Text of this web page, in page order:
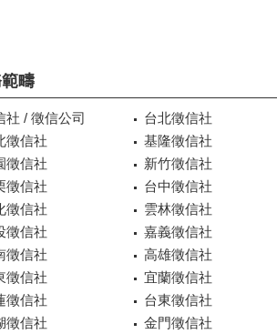
疇
社 / 徵信公司
台北徵信社
徵信社
基隆徵信社
徵信社
新竹徵信社
徵信社
台中徵信社
徵信社
雲林徵信社
徵信社
嘉義徵信社
徵信社
高雄徵信社
徵信社
宜蘭徵信社
徵信社
台東徵信社
徵信社
金門徵信社